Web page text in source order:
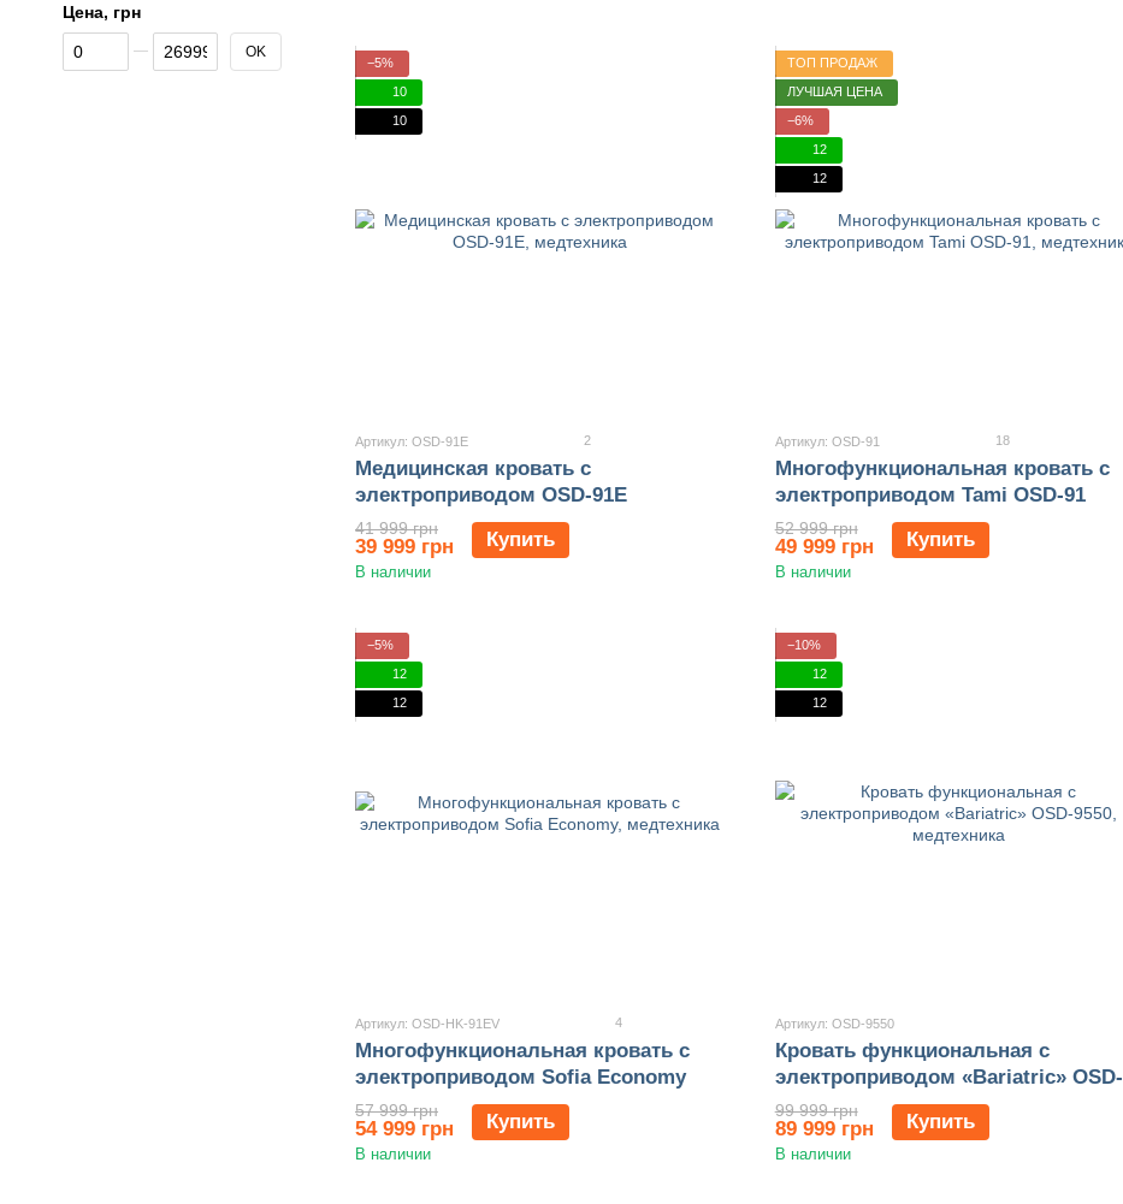
−5%
10
10
Артикул: OSD-91E 2
Медицинская кровать с
электроприводом OSD-91E
41 999 грн
39 999 грн Купить
В наличии
ТОП ПРОДАЖ
ЛУЧШАЯ ЦЕНА
−6%
12
12
Артикул: OSD-91 18
Многофункциональная кровать с
электроприводом Tami OSD-91
52 999 грн
49 999 грн Купить
В наличии
−5%
12
12
Артикул: OSD-HK-91EV 4
Многофункциональная кровать с
электроприводом Sofia Economy
57 999 грн
54 999 грн Купить
В наличии
−10%
12
12
Артикул: OSD-9550
Кровать функциональная с
электроприводом «Bariatric» OSD-
9550
99 999 грн
89 999 грн Купить
В наличии
Цена, грн
От Цена, грн
До Цена, грн OK